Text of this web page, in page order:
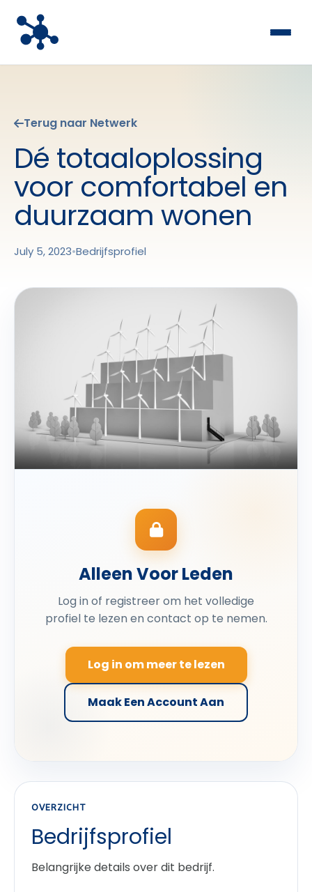
Terug naar Netwerk
Dé totaaloplossing
voor comfortabel en
duurzaam wonen
July 5, 2023•Bedrijfsprofiel
Alleen Voor Leden
Log in of registreer om het volledige
profiel te lezen en contact op te nemen.
Log in om meer te lezen
Maak Een Account Aan
OVERZICHT
Bedrijfsprofiel
Belangrijke details over dit bedrijf.